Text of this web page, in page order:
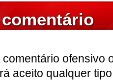
ofensivo
aceito qualquer